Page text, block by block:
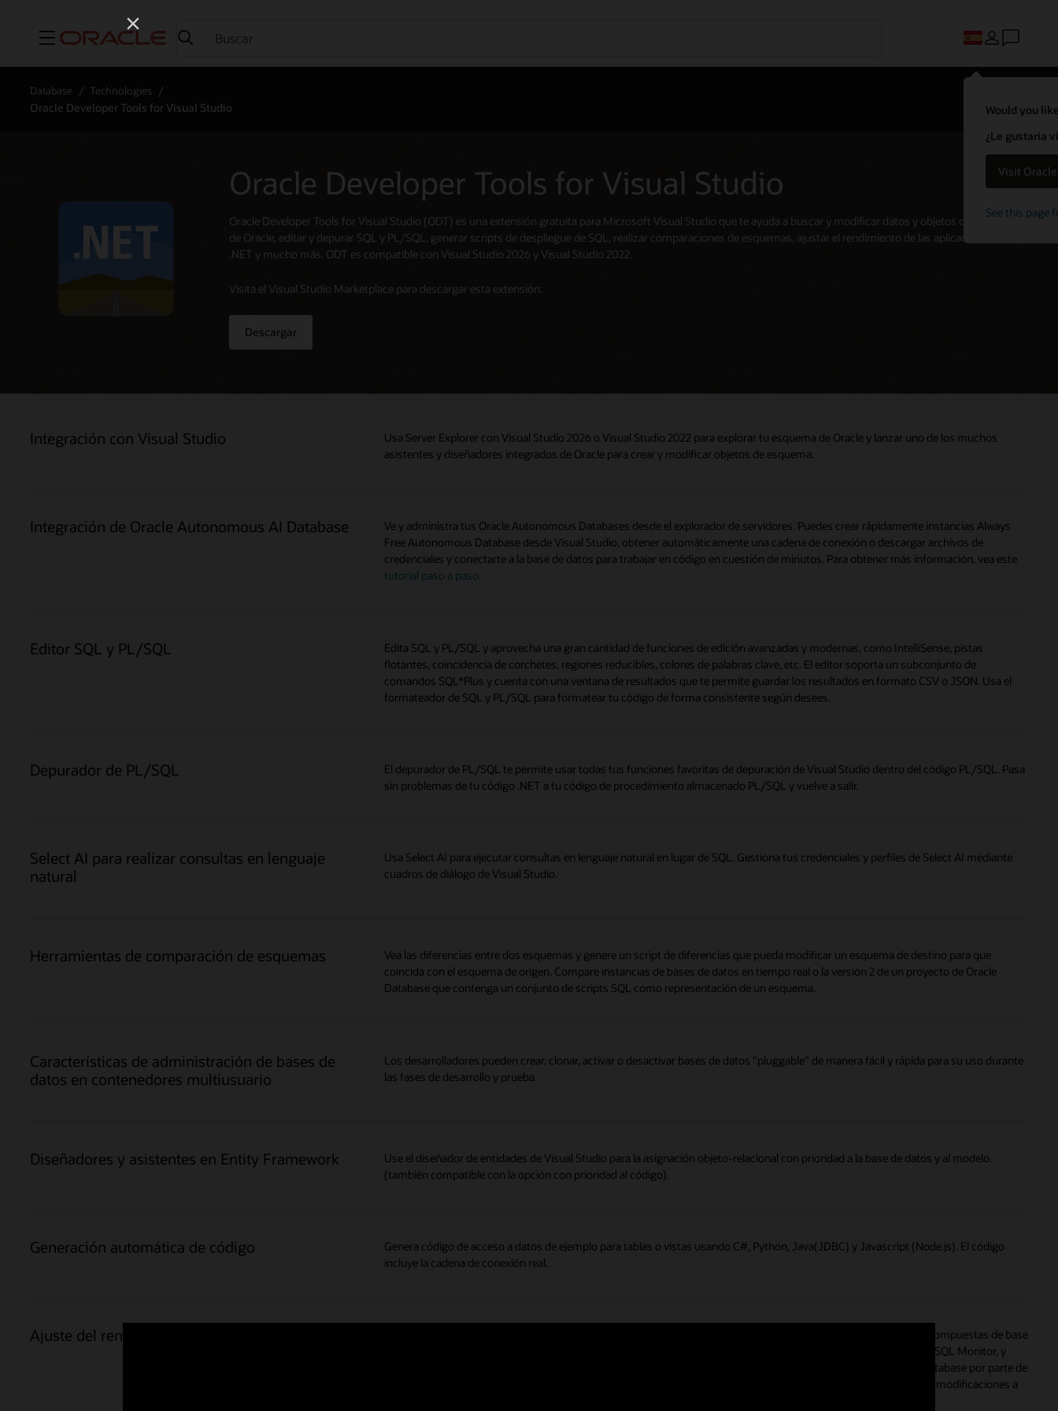
Menú
Would you
¿Le gustaría
Visit
See this page
Database Technologies
Oracle Developer Tools for Visual Studio
Oracle Developer Tools for Visual Studio
Oracle Developer Tools for Visual Studio (ODT) es una extensión gratuita para Microsoft Visual Studio que te ayuda a buscar y modificar datos y objetos de esquema
de Oracle, editar y depurar SQL y PL/SQL, generar scripts de despliegue de SQL, realizar comparaciones de esquemas, ajustar el rendimiento de las aplicaciones SQL y
.NET y mucho más. ODT es compatible con Visual Studio 2026 y Visual Studio 2022.
Visita el Visual Studio Marketplace para descargar esta extensión:
Descargar
Integración con Visual Studio
Usa Server Explorer con Visual Studio 2026 o Visual Studio 2022 para explorar tu esquema de Oracle y lanzar uno de los muchos
asistentes y diseñadores integrados de Oracle para crear y modificar objetos de esquema.
Integración de Oracle Autonomous AI Database
Ve y administra tus Oracle Autonomous Databases desde el explorador de servidores. Puedes crear rápidamente instancias Always
Free Autonomous Database desde Visual Studio, obtener automáticamente una cadena de conexión o descargar archivos de
credenciales y conectarte a la base de datos para trabajar en código en cuestión de minutos. Para obtener más información, vea este
tutorial paso a paso.
Editor SQL y PL/SQL
Edita SQL y PL/SQL y aprovecha una gran cantidad de funciones de edición avanzadas y modernas, como IntelliSense, pistas
flotantes, coincidencia de corchetes, regiones reducibles, colores de palabras clave, etc. El editor soporta un subconjunto de
comandos SQL*Plus y cuenta con una ventana de resultados que te permite guardar los resultados en formato CSV o JSON. Usa el
formateador de SQL y PL/SQL para formatear tu código de forma consistente según desees.
Depurador de PL/SQL
El depurador de PL/SQL te permite usar todas tus funciones favoritas de depuración de Visual Studio dentro del código PL/SQL. Pasa
sin problemas de tu código .NET a tu código de procedimiento almacenado PL/SQL y vuelve a salir.
Select AI para realizar consultas en lenguaje
natural
Usa Select AI para ejecutar consultas en lenguaje natural en lugar de SQL. Gestiona tus credenciales y perfiles de Select AI mediante
cuadros de diálogo de Visual Studio.
Herramientas de comparación de esquemas
Vea las diferencias entre dos esquemas y genere un script de diferencias que pueda modificar un esquema de destino para que
coincida con el esquema de origen. Compare instancias de bases de datos en tiempo real o la versión 2 de un proyecto de Oracle
Database que contenga un conjunto de scripts SQL como representación de un esquema.
Características de administración de bases de
datos en contenedores multiusuario
Los desarrolladores pueden crear, clonar, activar o desactivar bases de datos "pluggable" de manera fácil y rápida para su uso durante
las fases de desarrollo y prueba.
Diseñadores y asistentes en Entity Framework
Use el diseñador de entidades de Visual Studio para la asignación objeto-relacional con prioridad a la base de datos y al modelo.
(también compatible con la opción con prioridad al código).
Generación automática de código
Genera código de acceso a datos de ejemplo para tablas o vistas usando C#, Python, Java(JDBC) y Javascript (Node.js). El código
incluye la cadena de conexión real.
Ajuste del rendimiento
Usa Real-Time SQL Monitoring para el monitoreo automático de sentencias SQL, bloques PL/SQL u operaciones compuestas de base
de datos que se consideren costosas. Puedes ver una lista del SQL monitoreado, ver y guardar informes activos de SQL Monitor, y
generar un informe activo para SQL ad hoc. Usa Oracle Performance Analyzer para optimizar el uso de Oracle AI Database por parte de
tu aplicación .NET. A continuación, la base de datos se supervisa bajo carga y se hacen recomendaciones, como las modificaciones a